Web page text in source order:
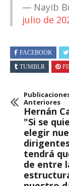
— Nayib
julio de
FACEBOOK
TUMBLR
Anteriores
Hernán
"Si se
elegir
tendrá
de entre